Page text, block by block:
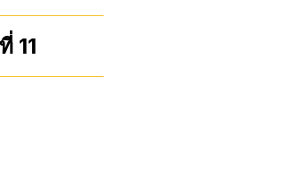
11